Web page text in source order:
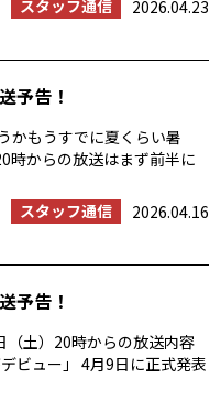
スタッフ通信
2026.04.23
予告！
かもうすでに夏くらい暑
時からの放送はまず前半に
スタッフ通信
2026.04.16
予告！
（土）20時からの放送内容
ビュー」 4月9日に正式発表